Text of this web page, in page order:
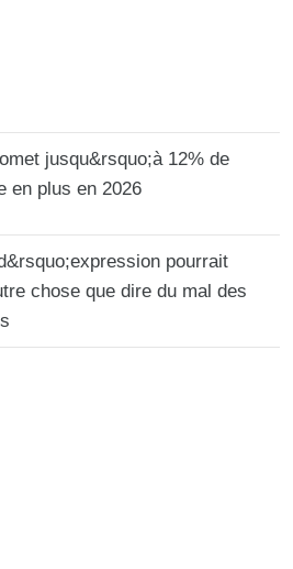
jusqu&rsquo;à 12% de
en plus en 2026
pourrait
chose que dire du mal des